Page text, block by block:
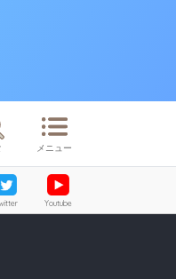
メニュー
Youtube